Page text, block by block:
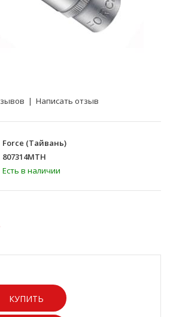
| Написать отзыв
Force (Тайвань)
807314MTH
Есть в наличии